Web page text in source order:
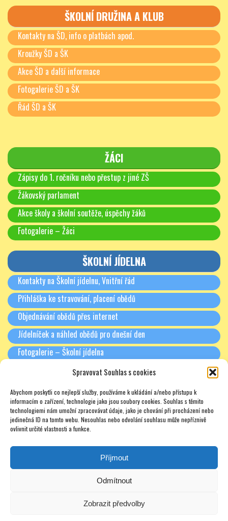
Spravovat Souhlas s cookies
Abychom poskytli co nejlepší služby, používáme k ukládání a/nebo přístupu k
informacím o zařízení, technologie jako jsou soubory cookies. Souhlas s těmito
technologiemi nám umožní zpracovávat údaje, jako je chování při procházení nebo
jedinečná ID na tomto webu. Nesouhlas nebo odvolání souhlasu může nepříznivě
ovlivnit určité vlastnosti a funkce.
Příjmout
Odmítnout
Zobrazit předvolby
ŠKOLNÍ DRUŽINA A KLUB
Kontakty na ŠD, info o platbách apod.
Kroužky ŠD a ŠK
Akce ŠD a další informace
Fotogalerie ŠD a ŠK
Řád ŠD a ŠK
ŽÁCI
Zápisy do 1. ročníku nebo přestup z jiné ZŠ
Žákovský parlament
Akce školy a školní soutěže, úspěchy žáků
Fotogalerie – Žáci
ŠKOLNÍ JÍDELNA
Kontakty na Školní jídelnu, Vnitřní řád
Přihláška ke stravování, placení obědů
Objednávání obědů přes internet
Jídelníček a náhled obědů pro dnešní den
Fotogalerie – Školní jídelna
Třídní schůzky + Spolek rodičů (dříve SRPŠ)
Rada školy
Soukromé doučování – zajímavé odkazy – nabídky – texty